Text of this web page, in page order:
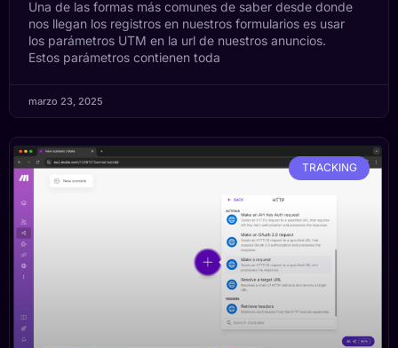
Una de las formas más comunes de saber desde donde
nos llegan los registros en nuestros formularios es usar
los parámetros UTM en la url de nuestros anuncios.
Estos parámetros contienen toda
marzo 23, 2025
TRACKING